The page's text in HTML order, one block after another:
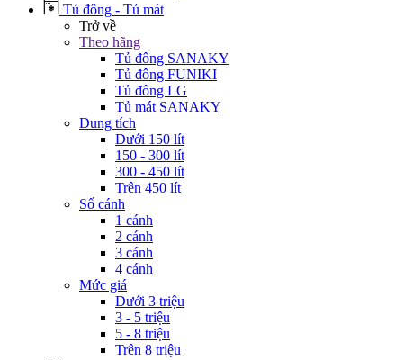
Tủ đông - Tủ mát
Trở về
Theo hãng
Tủ đông SANAKY
Tủ đông FUNIKI
Tủ đông LG
Tủ mát SANAKY
Dung tích
Dưới 150 lít
150 - 300 lít
300 - 450 lít
Trên 450 lít
Số cánh
1 cánh
2 cánh
3 cánh
4 cánh
Mức giá
Dưới 3 triệu
3 - 5 triệu
5 - 8 triệu
Trên 8 triệu